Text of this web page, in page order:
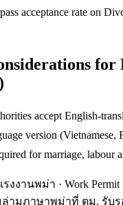
acceptance rate on
for
accept English-
version (Vietnamese,
for marriage, labour
งานพม่า · Work Permit
ามภาษาพม่าที่ ตม. รับร